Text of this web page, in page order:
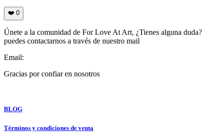
❤️ 0
Únete a la comunidad de For Love At Art, ¿Tienes alguna duda?
puedes contactarnos a través de nuestro mail
Email:
Gracias por confiar en nosotros
BLOG
Términos y condiciones de venta